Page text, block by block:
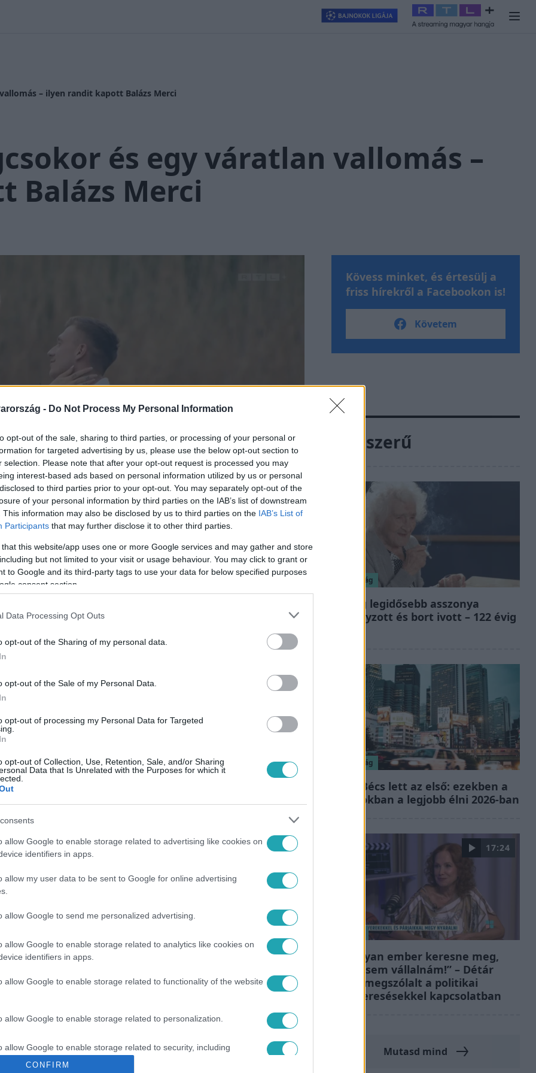
- Do Not Process My Personal Information
opt-out of the sale, sharing to third parties, or processing of your personal or
for targeted advertising by us, please use the below opt-out section to
selection. Please note that after your opt-out request is processed you may
interest-based ads based on personal information utilized by us or personal
to third parties prior to your opt-out. You may separately opt-out of the
of your personal information by third parties on the IAB’s list of downstream
This information may also be disclosed by us to third parties on the IAB’s List of
Participants that may further disclose it to other third parties.
that this website/app uses one or more Google services and may gather and store
but not limited to your visit or usage behaviour. You may click to grant or
to Google and its third-party tags to use your data for below specified purposes
consent section.
Data Processing Opt Outs
opt-out of the Sharing of my personal data.
opt-out of the Sale of my Personal Data.
opt-out of processing my Personal Data for Targeted
opt-out of Collection, Use, Retention, Sale, and/or Sharing
Data that Is Unrelated with the Purposes for which it
allow Google to enable storage related to advertising like cookies on
identifiers in apps.
allow my user data to be sent to Google for online advertising
allow Google to send me personalized advertising.
allow Google to enable storage related to analytics like cookies on
identifiers in apps.
allow Google to enable storage related to functionality of the website
allow Google to enable storage related to personalization.
allow Google to enable storage related to security, including
functionality and fraud prevention, and other user protection.
CONFIRM
RTL+ #Exek csatája 2026 #Celeb vagyok, ments
– ilyen randit kapott Balázs Merci
és egy váratlan vallomás –
Balázs Merci
készült exének az
kedveskedettBalázs Mercinek
randin. Moh ráadásul egy saját
majd felidézték, hogy milyen volt,
a lányért.
RTL+ Premiumon! Premier dupla
között legyen a Google-találatokban!
Kövess minket, és értesülj a
friss hírekről a Facebookon is!
Követem
Népszerű
Nagyvilág
A világ legidősebb asszonya
dohányzott és bort ivott – 122 évig
Nagyvilág
Nem Bécs lett az első: ezekben a
városokban a legjobb élni 2026-ban
17:24
„Ha olyan ember keresne meg,
akkor sem vállalnám!” – Détár
Enikő megszólalt a politikai
megkeresésekkel kapcsolatban
Mutasd mind